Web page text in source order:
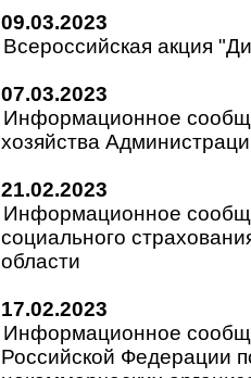
09.03.2023
Всероссийская акция
07.03.2023
Информационное
хозяйства
21.02.2023
Информационное
социального
области
17.02.2023
Информационное
Российской Федерации